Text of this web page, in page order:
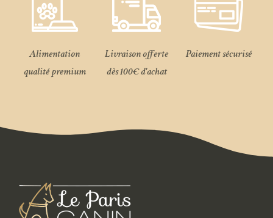
Alimentation
qualité premium
Livraison offerte
dès 100€ d'achat
Paiement sécurisé